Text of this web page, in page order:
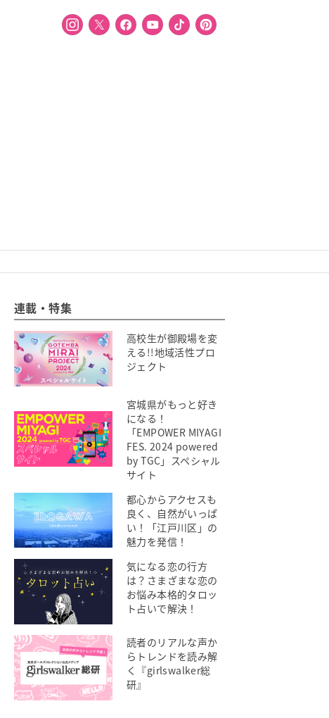
連載・特集
高校生が御殿場を変
える!!地域活性プロ
ジェクト
宮城県がもっと好き
になる！
「EMPOWER MIYAGI
FES. 2024 powered
by TGC」スペシャル
サイト
都心からアクセスも
良く、自然がいっぱ
い！「江戸川区」の
魅力を発信！
気になる恋の行方
は？さまざまな恋の
お悩み本格的タロッ
ト占いで解決！
読者のリアルな声か
らトレンドを読み解
く『girlswalker総
研』